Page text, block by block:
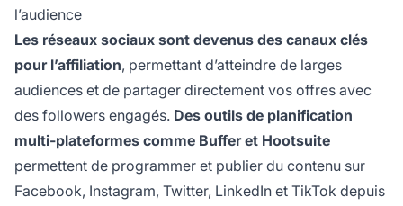
l’audience
Les réseaux sociaux sont devenus des canaux clés
pour l’affiliation, permettant d’atteindre de larges
audiences et de partager directement vos offres avec
des followers engagés. Des outils de planification
multi-plateformes comme Buffer et Hootsuite
permettent de programmer et publier du contenu sur
Facebook, Instagram, Twitter, LinkedIn et TikTok depuis